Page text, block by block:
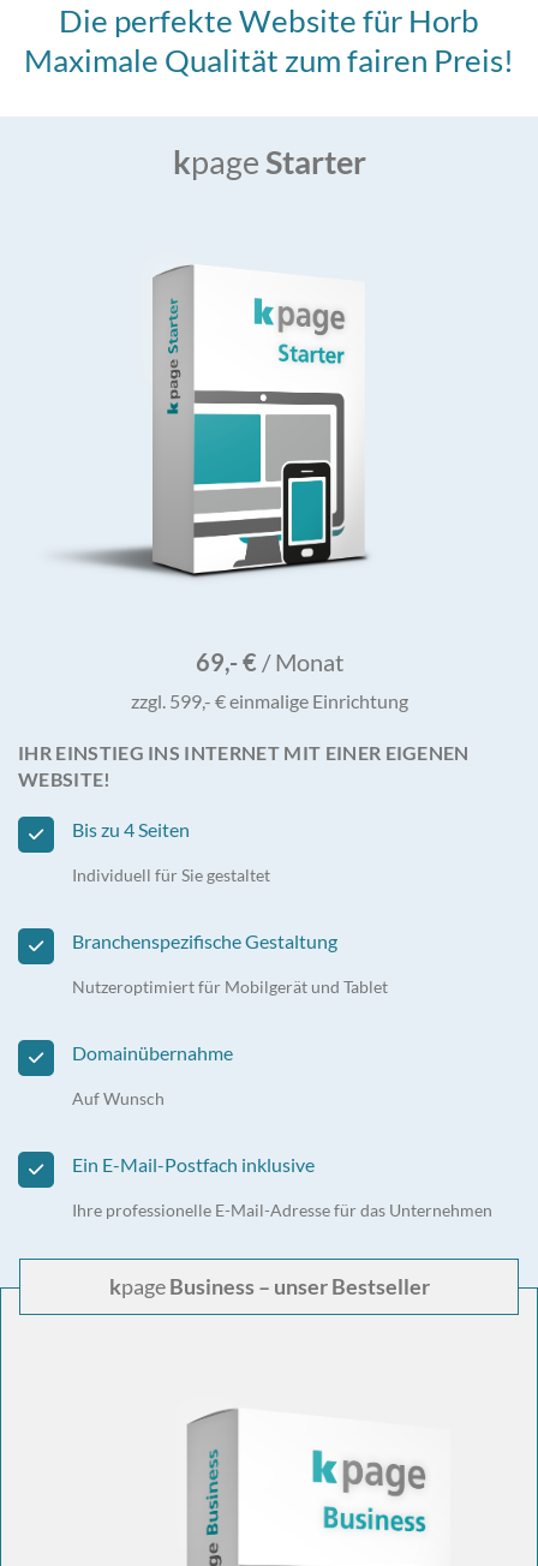
Die perfekte Website für Horb
Maximale Qualität zum fairen Preis!
kpageStarter
69,- € / Monat
zzgl. 599,- € einmalige Einrichtung
IHR EINSTIEG INS INTERNET MIT EINER EIGENEN
WEBSITE!
Bis zu 4 Seiten
Individuell für Sie gestaltet
Branchenspezifische Gestaltung
Nutzeroptimiert für Mobilgerät und Tablet
Domainübernahme
Auf Wunsch
Ein E-Mail-Postfach inklusive
Ihre professionelle E-Mail-Adresse für das Unternehmen
kpageBusiness – unser Bestseller